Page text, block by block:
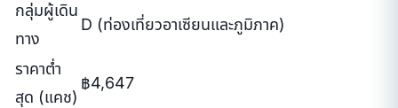
กลุ่มผู้เดิน
ทาง
D (ท่องเที่ยวอาเซียนและภูมิภาค)
ราคาต่ำ
สุด (แคช)
฿4,647